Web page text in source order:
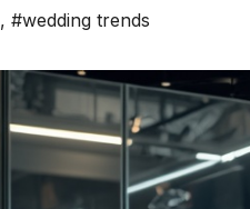
, #wedding trends